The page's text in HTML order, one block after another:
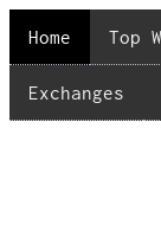
Home Top
Exchanges